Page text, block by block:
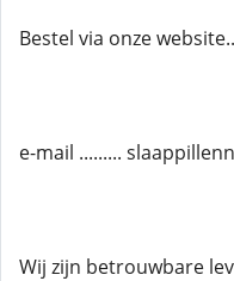
Bestel via onze
e-mail .........
Wij zijn betrouwbare